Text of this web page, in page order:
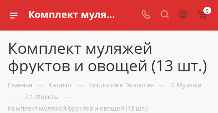
Комплект муляжей фруктов и овощей (13 шт.) купить по доступной цене в интернет магазине schools.ru 0
Комплект муляжей
фруктов и овощей (13 шт.)
Главная — Каталог — Биология и Экология — 7. Муляжи
— 7.1. Фрукты —
Комплект муляжей фруктов и овощей (13 шт.)